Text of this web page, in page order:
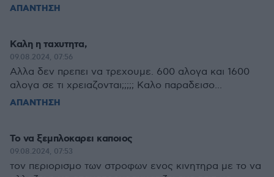
ΑΠΑΝΤΗΣΗ
Καλη η ταχυτητα,
09.08.2024, 07:56
Αλλα δεν πρεπει να τρεχουμε. 600 αλογα και 1600
αλογα σε τι χρειαζονται;;;;; Καλο παραδεισο...
ΑΠΑΝΤΗΣΗ
Το να ξεμπλοκαρει καποιος
09.08.2024, 07:53
τον περιορισμο των στροφων ενος κινητηρα με το να